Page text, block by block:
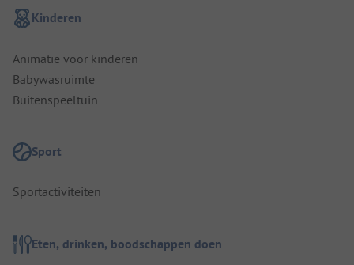
Kinderen
Animatie voor kinderen
Babywasruimte
Buitenspeeltuin
Sport
Sportactiviteiten
Eten, drinken, boodschappen doen